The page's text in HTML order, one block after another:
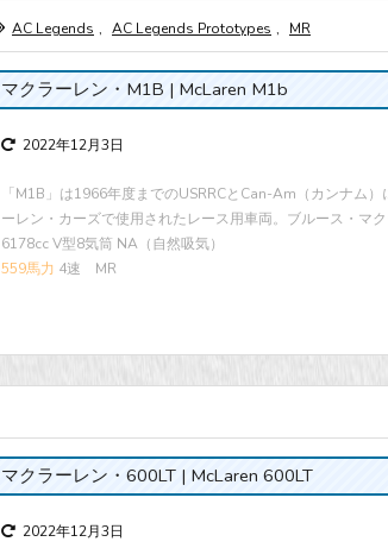
AC Legends , AC Legends Prototypes , MR
マクラーレン・M1B | McLaren M1b
2022年12月3日
「M1B」は1966年度までのUSRRCとCan-Am（カンナム
ーレン・カーズで使用されたレース用車両。ブルース・マ
6178cc V型8気筒 NA（自然吸気）
559馬力 4速 MR
マクラーレン・600LT | McLaren 600LT
2022年12月3日